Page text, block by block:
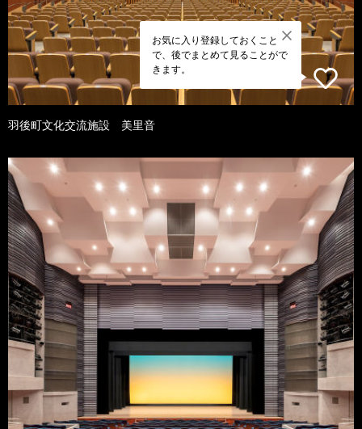
お気に入り登録しておくこと
で、後でまとめて見ることがで
きます。
羽後町文化交流施設 美里音